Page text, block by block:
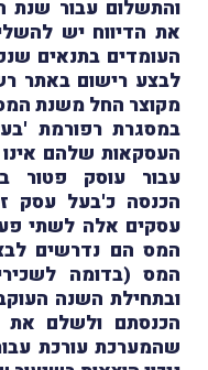
העומדים בתנאים
לבצע רישום באתר
מקוצר החל משנת המס
במסגרת רפורמת
העסקאות שלהם
עבור עוסק פטור
הכנסה כ'בעל עסק
עסקים אלה לשתי
המס הם נדרשים
המס (בדומה
ובתחילת השנה
הכנסתם ולשלם
שהמערכת עורכת